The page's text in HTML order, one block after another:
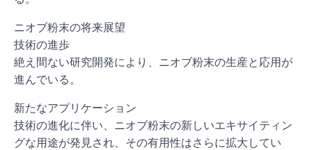
ニオブ粉末の将来展望
技術の進歩
絶え間ない研究開発により、ニオブ粉末の生産と応用が
進んでいる。
新たなアプリケーション
技術の進化に伴い、ニオブ粉末の新しいエキサイティン
グな用途が発見され、その有用性はさらに拡大してい